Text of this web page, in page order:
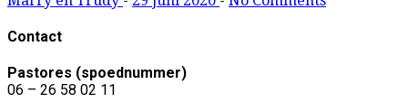
Contact
Pastores (spoednummer)
06 – 26 58 02 11